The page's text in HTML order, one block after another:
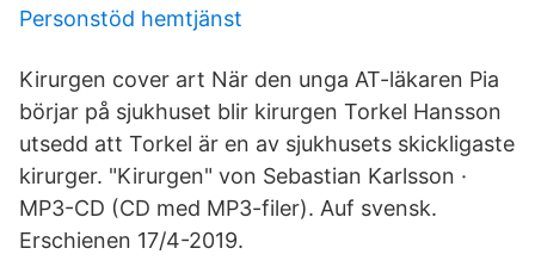
Personstöd hemtjänst
Kirurgen cover art När den unga AT-läkaren Pia
börjar på sjukhuset blir kirurgen Torkel Hansson
utsedd att Torkel är en av sjukhusets skickligaste
kirurger. "Kirurgen" von Sebastian Karlsson ·
MP3-CD (CD med MP3-filer). Auf svensk.
Erschienen 17/4-2019.